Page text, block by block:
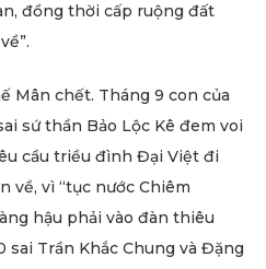
đồng thời cấp ruộng đất
Mân chết. Tháng 9 con của
sứ thần Bảo Lộc Kê đem voi
cầu triều đình Đại Việt đi
về, vì “tục nước Chiêm
hậu phải vào đàn thiêu
sai Trần Khắc Chung và Đặng